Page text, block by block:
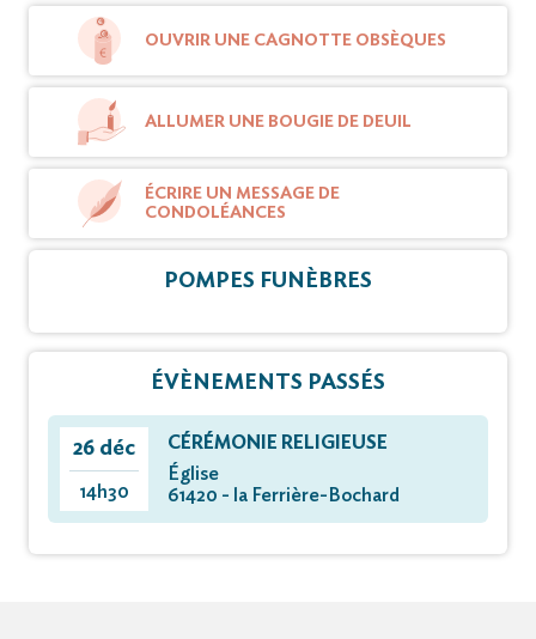
OUVRIR UNE CAGNOTTE OBSÈQUES
ALLUMER UNE BOUGIE DE DEUIL
ÉCRIRE UN MESSAGE DE
CONDOLÉANCES
POMPES FUNÈBRES
ÉVÈNEMENTS PASSÉS
26 déc
14h30
CÉRÉMONIE RELIGIEUSE
Église
61420 - la Ferrière-Bochard